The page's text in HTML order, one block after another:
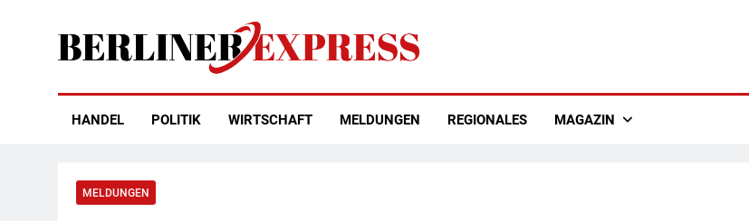
Berliner Express
HANDEL POLITIK WIRTSCHAFT MELDUNGEN REGIONALES MAGAZIN
MELDUNGEN